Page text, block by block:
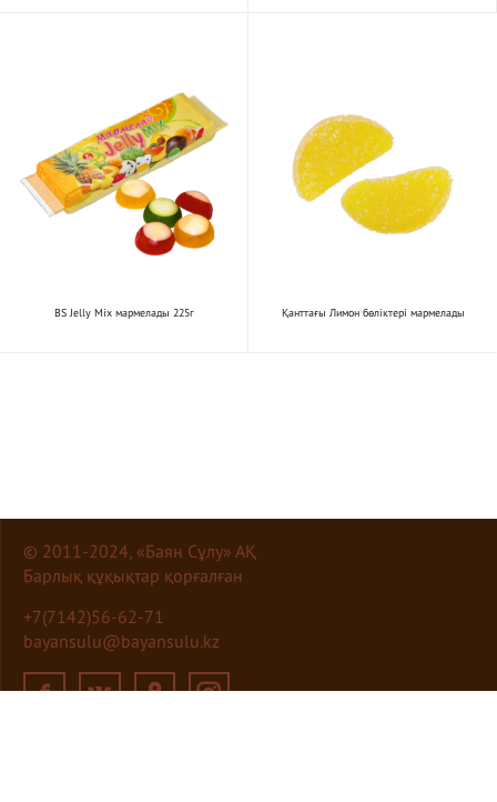
BS Jelly Mix мармелады 225г Қанттағы Лимон бөліктері мармелады
© 2011-2024, «Баян Сұлу» АҚ
Барлық құқықтар қорғалған
+7(7142)56-62-71
bayansulu@bayansulu.kz